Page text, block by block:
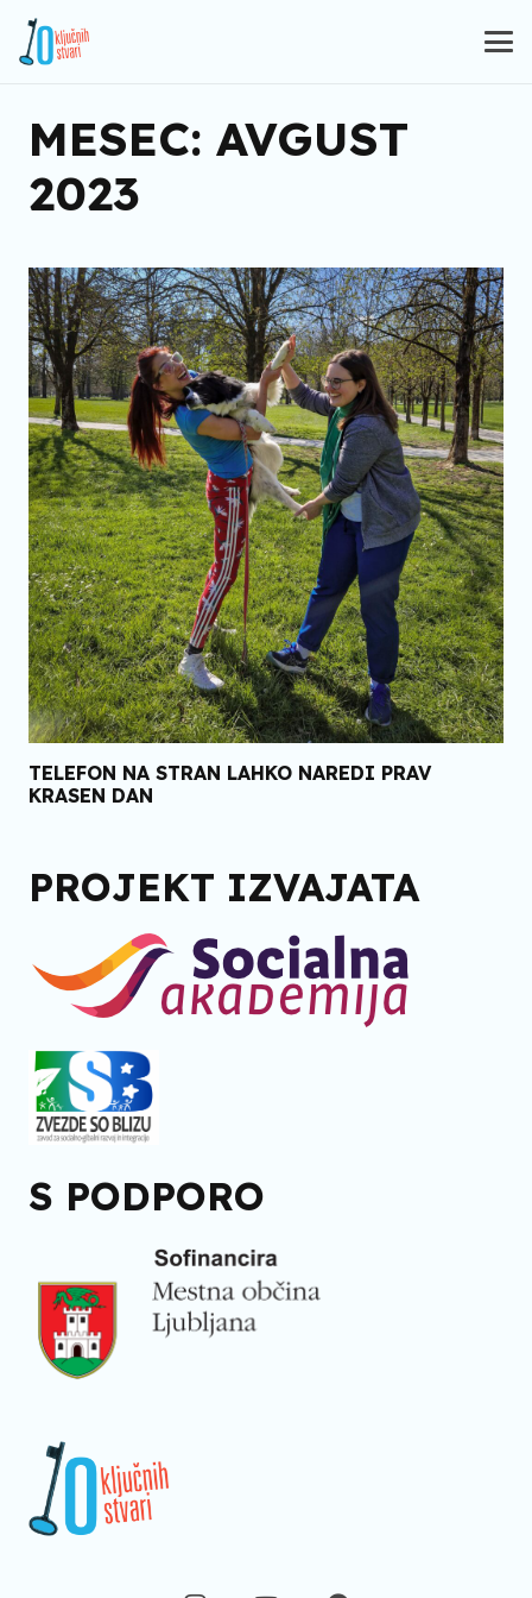
MESEC: AVGUST
2023
TELEFON NA STRAN LAHKO NAREDI PRAV
KRASEN DAN
PROJEKT IZVAJATA
S PODPORO